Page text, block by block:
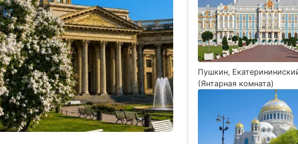
Пушкин,
(Янтарная комната)